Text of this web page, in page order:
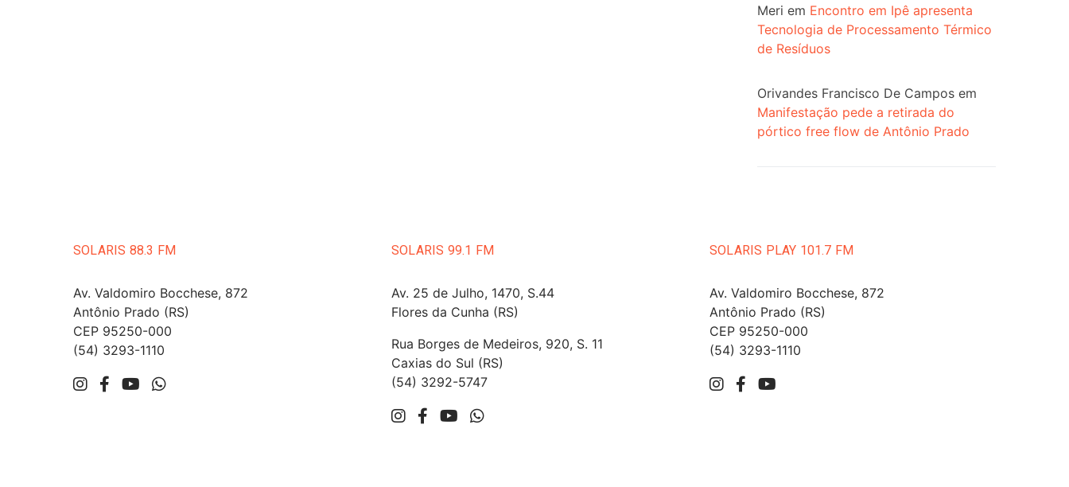
Meri em Encontro em Ipê apresenta
Tecnologia de Processamento Térmico
de Resíduos
Orivandes Francisco De Campos em
Manifestação pede a retirada do
pórtico free flow de Antônio Prado
SOLARIS 88.3 FM
Av. Valdomiro Bocchese, 872
Antônio Prado (RS)
CEP 95250-000
(54) 3293-1110
SOLARIS 99.1 FM
Av. 25 de Julho, 1470, S.44
Flores da Cunha (RS)
Rua Borges de Medeiros, 920, S. 11
Caxias do Sul (RS)
(54) 3292-5747
SOLARIS PLAY 101.7 FM
Av. Valdomiro Bocchese, 872
Antônio Prado (RS)
CEP 95250-000
(54) 3293-1110